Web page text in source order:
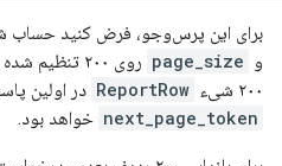
برای این پرس‌وجو، فرض کنید حساب شامل
و page_size
روی ۲۰۰
۲۰۰ شیء
ReportRow در اولین
next_page_token خواهد بود.